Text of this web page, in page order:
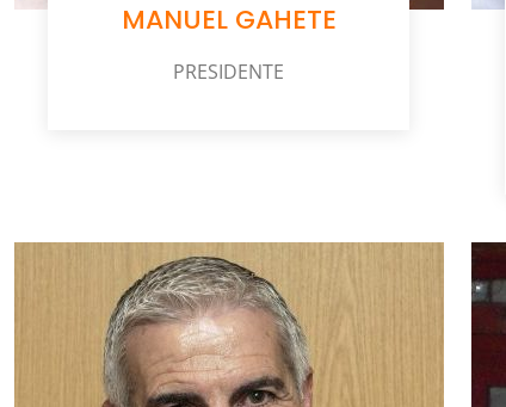
MANUEL GAHETE
PRESIDENTE